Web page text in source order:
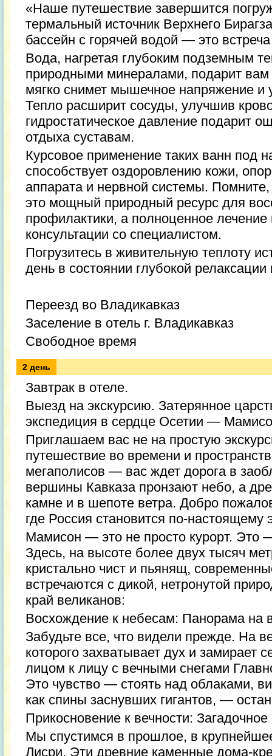
«Наше путешествие завершится
термальный источник Верхнего
бассейн с горячей водой — это
Вода, нагретая глубоким подземным
природными минералами, подарит вам
мягко снимет мышечное напряжение и
Тепло расширит сосуды, улучшив
гидростатическое давление подарит
отдыха суставам.
Курсовое применение таких ванн под
способствует оздоровлению кожи,
аппарата и нервной системы.
это мощный природный ресурс для
профилактики, а полноценное лечение
консультации со специалистом.
Погрузитесь в живительную теплоту
день в состоянии глубокой
Переезд во Владикавказ
Заселение в отель г. Владикавказ
Свободное время
2 день
Завтрак в отеле.
Выезд на экскурсию. Затерянное
экспедиция в сердце Осетии —
Приглашаем вас не на простую
путешествие во времени и
мегаполисов — вас ждет дорога в
вершины Кавказа пронзают небо, а
камне и в шепоте ветра. Добро
где Россия становится по-настоящему
Мамисон — это не просто курорт. Это
Здесь, на высоте более двух тысяч
кристально чист и пьянящ,
встречаются с дикой, нетронутой
край великанов:
Восхождение к небесам: Панорама на
Забудьте все, что видели прежде. На
которого захватывает дух и замирает
лицом к лицу с вечными снегами
Это чувство — стоять над облаками,
как спины заснувших гигантов, —
Прикосновение к вечности:
Мы спустимся в прошлое, в
Лисри. Эти древние каменные дома-